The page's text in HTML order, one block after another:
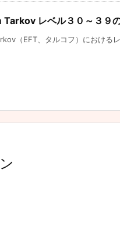
レベル３０～３９
（EFT、タルコフ）における